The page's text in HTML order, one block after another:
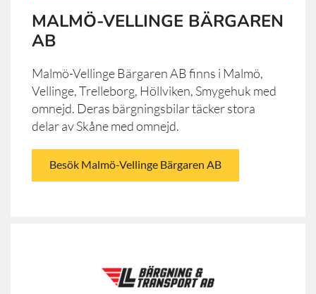
MALMÖ-VELLINGE BÄRGAREN
AB
Malmö-Vellinge Bärgaren AB finns i Malmö,
Vellinge, Trelleborg, Höllviken, Smygehuk med
omnejd. Deras bärgningsbilar täcker stora
delar av Skåne med omnejd.
Besök Malmö-Vellinge Bärgaren AB